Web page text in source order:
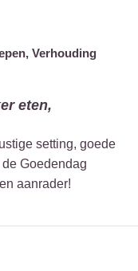
Verhouding
eten,
setting, goede
Goedendag
aanrader!